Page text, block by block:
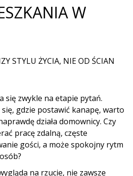
W
STYLU ŻYCIA, NIE OD ŚCIAN
się zwykle na etapie pytań.
gdzie postawić kanapę, warto
działa domownicy. Czy
pracę zdalną, częste
gości, a może spokojny rytm
na rzucie, nie zawsze